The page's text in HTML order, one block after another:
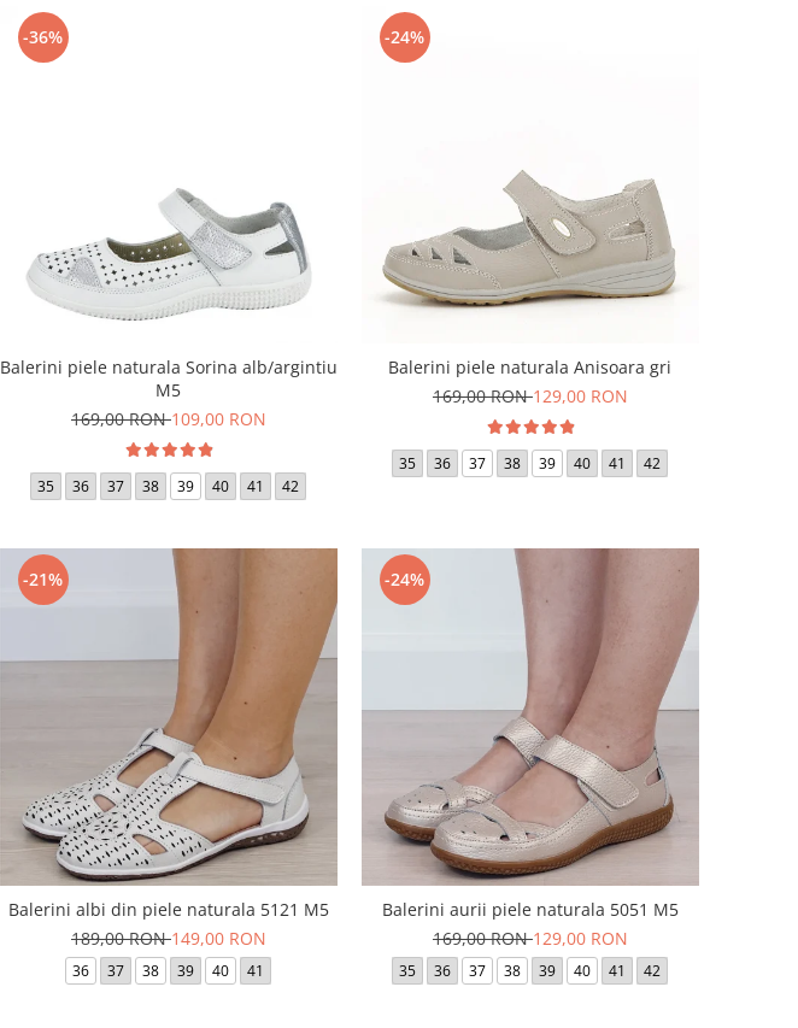
-36%
Balerini piele naturala Sorina alb/argintiu
M5
169,00 RON109,00 RON
35 36 37 38 39 40 41 42
-24%
Balerini piele naturala Anisoara gri
169,00 RON129,00 RON
35 36 37 38 39 40 41 42
-21%
Balerini albi din piele naturala 5121 M5
189,00 RON149,00 RON
36 37 38 39 40 41
-24%
Balerini aurii piele naturala 5051 M5
169,00 RON129,00 RON
35 36 37 38 39 40 41 42